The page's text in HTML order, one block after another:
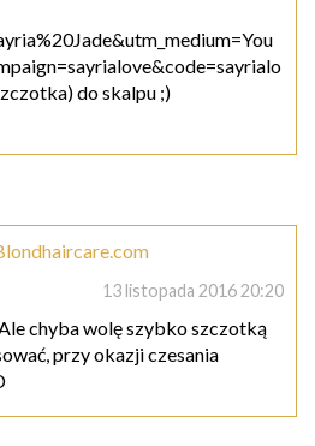
do skalpu ;)
13 listopada 2016 20:20
chyba wolę szybko szczotką
przy okazji czesania